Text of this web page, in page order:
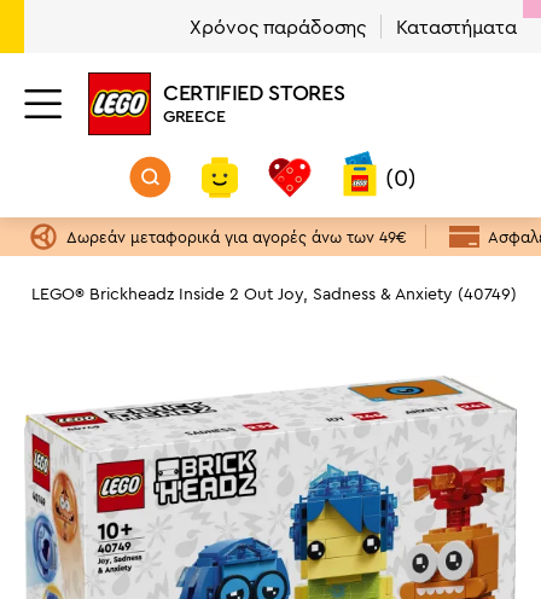
Χρόνος παράδοσης Καταστήματα
CERTIFIED STORES
GREECE
(0)
Δωρεάν μεταφορικά για αγορές άνω των 49€
LEGO® Brickheadz Inside 2 Out Joy, Sadness & Anxiety (40749)